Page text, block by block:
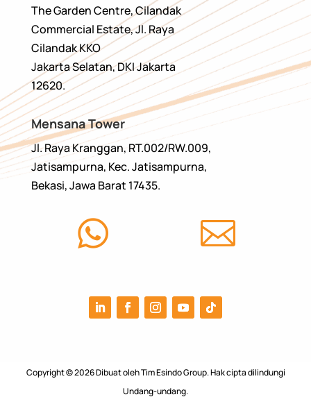
The Garden Centre, Cilandak
Commercial Estate, Jl. Raya
Cilandak KKO
Jakarta Selatan, DKI Jakarta
12620.
Mensana Tower
Jl. Raya Kranggan, RT.002/RW.009,
Jatisampurna, Kec. Jatisampurna,
Bekasi, Jawa Barat 17435.
 
Copyright © 2026 Dibuat oleh Tim Esindo Group. Hak cipta dilindungi
Undang-undang.